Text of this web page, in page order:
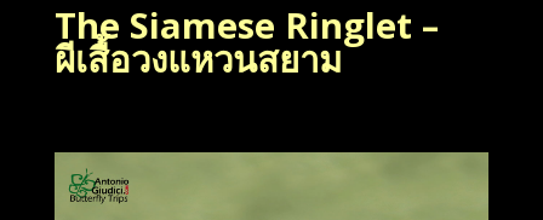
The Siamese Ringlet –
ผีเสื้อวงแหวนสยาม